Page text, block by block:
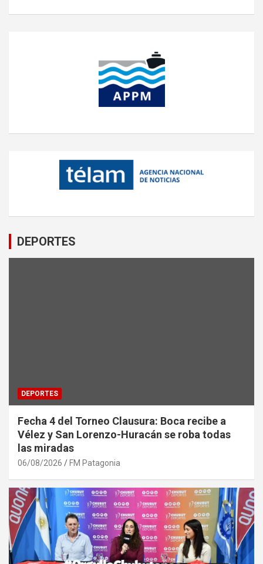
DEPORTES
DEPORTES
Fecha 4 del Torneo Clausura: Boca recibe a
Vélez y San Lorenzo-Huracán se roba todas
las miradas
06/08/2026 FM Patagonia